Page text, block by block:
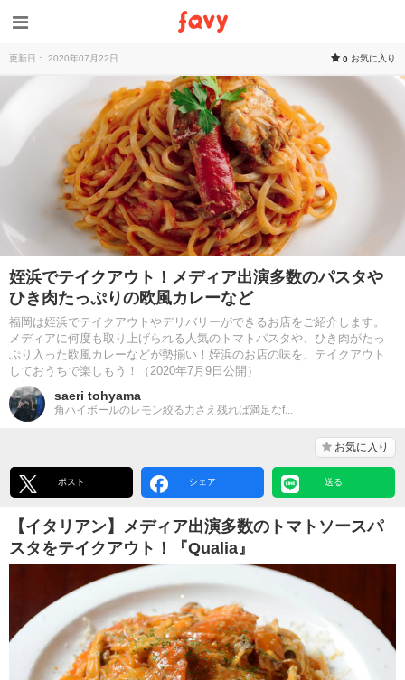
更新日： 2020年07月22日 0 お気に入り
姪浜でテイクアウト！メディア出演多数のパスタや
ひき肉たっぷりの欧風カレーなど
福岡は姪浜でテイクアウトやデリバリーができるお店をご紹介します。
メディアに何度も取り上げられる人気のトマトパスタや、ひき肉がたっ
ぷり入った欧風カレーなどが勢揃い！姪浜のお店の味を、テイクアウト
しておうちで楽しもう！（2020年7月9日公開）
saeri tohyama
角ハイボールのレモン絞る力さえ残れば満足なf...
お気に入り
ポスト シェア 送る
【イタリアン】メディア出演多数のトマトソースパ
スタをテイクアウト！『Qualia』